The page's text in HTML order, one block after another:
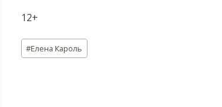
12+
Метки
записи:
#Елена Кароль